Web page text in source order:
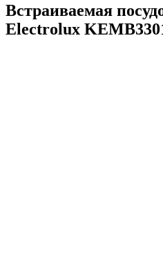
Встраиваемая
Electrolux